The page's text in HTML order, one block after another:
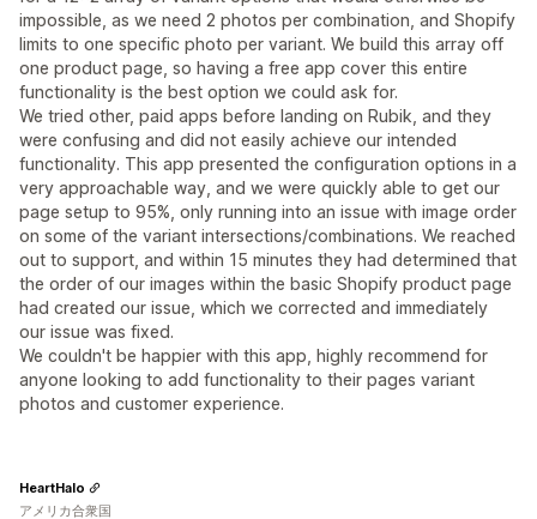
impossible, as we need 2 photos per combination, and Shopify
limits to one specific photo per variant. We build this array off
one product page, so having a free app cover this entire
functionality is the best option we could ask for.
We tried other, paid apps before landing on Rubik, and they
were confusing and did not easily achieve our intended
functionality. This app presented the configuration options in a
very approachable way, and we were quickly able to get our
page setup to 95%, only running into an issue with image order
on some of the variant intersections/combinations. We reached
out to support, and within 15 minutes they had determined that
the order of our images within the basic Shopify product page
had created our issue, which we corrected and immediately
our issue was fixed.
We couldn't be happier with this app, highly recommend for
anyone looking to add functionality to their pages variant
photos and customer experience.
HeartHalo
アメリカ合衆国